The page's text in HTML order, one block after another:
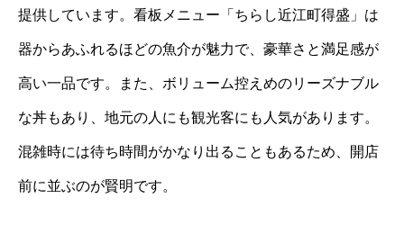
提供しています。看板メニュー「ちらし近江町得盛」は
器からあふれるほどの魚介が魅力で、豪華さと満足感が
高い一品です。また、ボリューム控えめのリーズナブル
な丼もあり、地元の人にも観光客にも人気があります。
混雑時には待ち時間がかなり出ることもあるため、開店
前に並ぶのが賢明です。